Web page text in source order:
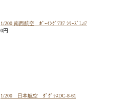
1/200 南西航空 ﾎﾞｰｲﾝｸﾞ737 ｼﾘｰｽﾞLa7
0円
1/200 日本航空 ﾀﾞｸﾞﾗｽDC-8-61